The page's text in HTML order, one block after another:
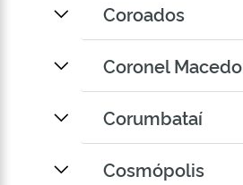
Coroados
Coronel Macedo
Corumbataí
Cosmópolis